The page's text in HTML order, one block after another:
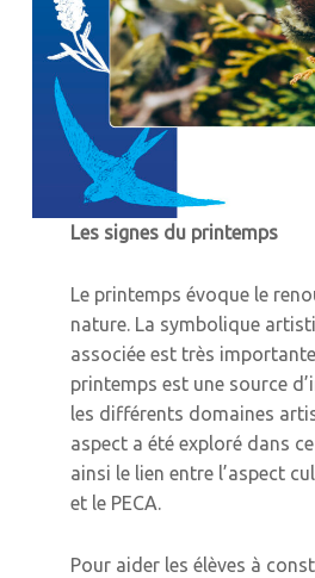
Les signes du printemps
Le printemps évoque le
nature. La symbolique
associée est très
printemps est une source
les différents domaines
aspect a été exploré dans
ainsi le lien entre l’aspect
et le PECA.
Pour aider les élèves à